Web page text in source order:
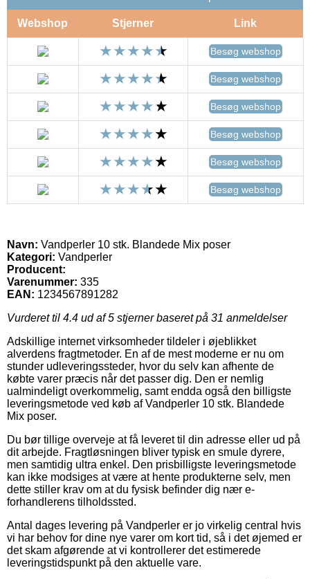
Webshop Stjerner Link
Besøg webshop
Besøg webshop
Besøg webshop
Besøg webshop
Besøg webshop
Besøg webshop
Navn: Vandperler 10 stk. Blandede Mix poser
Kategori: Vandperler
Producent:
Varenummer: 335
EAN: 1234567891282
Vurderet til 4.4 ud af 5 stjerner baseret på 31 anmeldelser
Adskillige internet virksomheder tildeler i øjeblikket
alverdens fragtmetoder. En af de mest moderne er nu om
stunder udleveringssteder, hvor du selv kan afhente de
købte varer præcis når det passer dig. Den er nemlig
ualmindeligt overkommelig, samt endda også den billigste
leveringsmetode ved køb af Vandperler 10 stk. Blandede
Mix poser.
Du bør tillige overveje at få leveret til din adresse eller ud på
dit arbejde. Fragtløsningen bliver typisk en smule dyrere,
men samtidig ultra enkel. Den prisbilligste leveringsmetode
kan ikke modsiges at være at hente produkterne selv, men
dette stiller krav om at du fysisk befinder dig nær e-
forhandlerens tilholdssted.
Antal dages levering på Vandperler er jo virkelig central hvis
vi har behov for dine nye varer om kort tid, så i det øjemed er
det skam afgørende at vi kontrollerer det estimerede
leveringstidspunkt på den aktuelle vare.